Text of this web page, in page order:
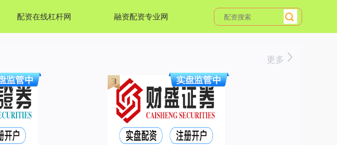
配资在线杠杆网 融资配资专业网
更多